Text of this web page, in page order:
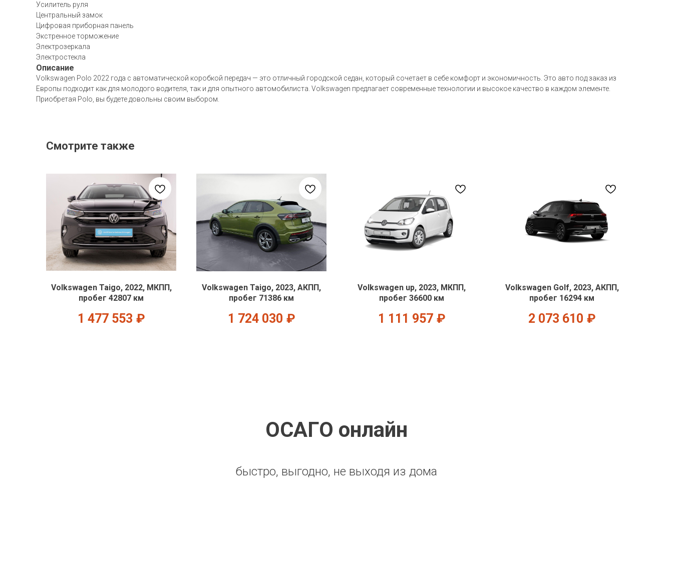
Усилитель руля
Центральный замок
Цифровая приборная панель
Экстренное торможение
Электрозеркала
Электростекла
Описание
Volkswagen Polo 2022 года с автоматической коробкой передач — это отличный городской седан, который сочетает в себе комфорт и экономичность. Это авто под заказ из
Европы подходит как для молодого водителя, так и для опытного автомобилиста. Volkswagen предлагает современные технологии и высокое качество в каждом элементе.
Приобретая Polo, вы будете довольны своим выбором.
Смотрите также
Volkswagen Taigo, 2022, МКПП,
пробег 42807 км
1 477 553 ₽
Volkswagen Taigo, 2023, АКПП,
пробег 71386 км
1 724 030 ₽
Volkswagen up, 2023, МКПП,
пробег 36600 км
1 111 957 ₽
Volkswagen Golf, 2023, АКПП,
пробег 16294 км
2 073 610 ₽
ОСАГО онлайн
быстро, выгодно, не выходя из дома